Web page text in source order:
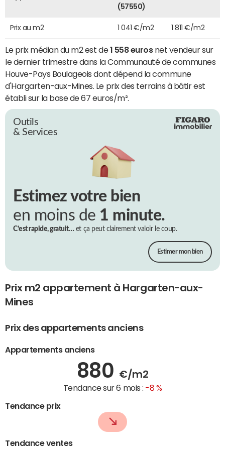
(57550)
Prix au m2 1 041 €/m2 1 811 €/m2
Le prix médian du m2 est de1 558 eurosnet vendeur sur
le dernier trimestre dans la Communauté de communes
Houve-Pays Boulageois dont dépend la commune
d'Hargarten-aux-Mines. Le prix des terrains à bâtir est
établi sur la base de 67 euros/m².
Outils
& Services
Estimez votre bien
en moins de 1 minute.
C’est rapide, gratuit…et ça peut clairement valoir le coup.
Estimer mon bien
Prix m2 appartement à Hargarten-aux-
Mines
Prix des appartements anciens
Appartements anciens
880 €/m2
Tendance sur 6 mois : -8 %
Tendance prix
Tendance ventes